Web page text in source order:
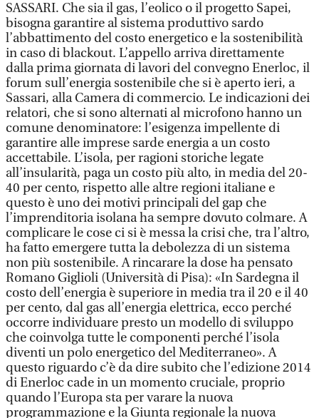
SASSARI. Che sia il gas, l’eolico o il progetto Sapei,
bisogna garantire al sistema produttivo sardo
l’abbattimento del costo energetico e la sostenibilità
in caso di blackout. L’appello arriva direttamente
dalla prima giornata di lavori del convegno Enerloc, il
forum sull’energia sostenibile che si è aperto ieri, a
Sassari, alla Camera di commercio. Le indicazioni dei
relatori, che si sono alternati al microfono hanno un
comune denominatore: l’esigenza impellente di
garantire alle imprese sarde energia a un costo
accettabile. L’isola, per ragioni storiche legate
all’insularità, paga un costo più alto, in media del 20-
40 per cento, rispetto alle altre regioni italiane e
questo è uno dei motivi principali del gap che
l’imprenditoria isolana ha sempre dovuto colmare. A
complicare le cose ci si è messa la crisi che, tra l’altro,
ha fatto emergere tutta la debolezza di un sistema
non più sostenibile. A rincarare la dose ha pensato
Romano Giglioli (Università di Pisa): «In Sardegna il
costo dell’energia è superiore in media tra il 20 e il 40
per cento, dal gas all’energia elettrica, ecco perché
occorre individuare presto un modello di sviluppo
che coinvolga tutte le componenti perché l’isola
diventi un polo energetico del Mediterraneo». A
questo riguardo c’è da dire subito che l’edizione 2014
di Enerloc cade in un momento cruciale, proprio
quando l’Europa sta per varare la nuova
programmazione e la Giunta regionale la nuova